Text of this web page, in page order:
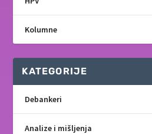
Kolumne
KATEGORIJE
Debankeri
Analize i mišljenja